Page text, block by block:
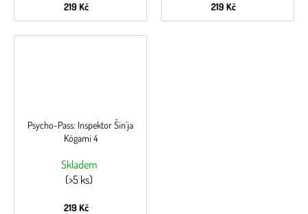
219 Kč 219 Kč
Psycho-Pass: Inspektor Šin'ja
Kógami 4
Skladem
(>5 ks)
219 Kč